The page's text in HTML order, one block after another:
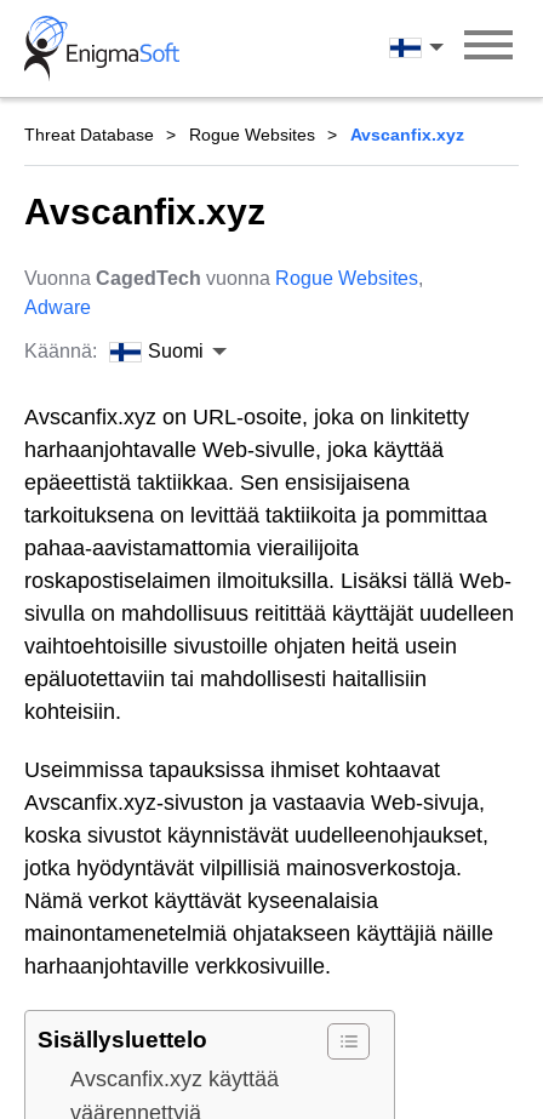
Skip
content
Suomi
Threat Database Rogue Websites Avscanfix.xyz
Avscanfix.xyz
Vuonna CagedTech vuonna Rogue Websites,
Adware
Käännä: Suomi
Avscanfix.xyz on URL-osoite, joka on linkitetty
harhaanjohtavalle Web-sivulle, joka käyttää
epäeettistä taktiikkaa. Sen ensisijaisena
tarkoituksena on levittää taktiikoita ja pommittaa
pahaa-aavistamattomia vierailijoita
roskapostiselaimen ilmoituksilla. Lisäksi tällä Web-
sivulla on mahdollisuus reitittää käyttäjät uudelleen
vaihtoehtoisille sivustoille ohjaten heitä usein
epäluotettaviin tai mahdollisesti haitallisiin
kohteisiin.
Useimmissa tapauksissa ihmiset kohtaavat
Avscanfix.xyz-sivuston ja vastaavia Web-sivuja,
koska sivustot käynnistävät uudelleenohjaukset,
jotka hyödyntävät vilpillisiä mainosverkostoja.
Nämä verkot käyttävät kyseenalaisia
mainontamenetelmiä ohjatakseen käyttäjiä näille
harhaanjohtaville verkkosivuille.
Sisällysluettelo
Avscanfix.xyz käyttää
väärennettyjä